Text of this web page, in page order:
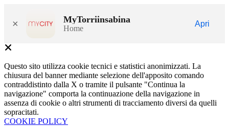
× MyTorriinsabina
Home
Apri
Questo sito utilizza cookie tecnici e statistici anonimizzati. La
chiusura del banner mediante selezione dell'apposito comando
contraddistinto dalla X o tramite il pulsante "Continua la
navigazione" comporta la continuazione della navigazione in
assenza di cookie o altri strumenti di tracciamento diversi da quelli
sopracitati.
COOKIE POLICY